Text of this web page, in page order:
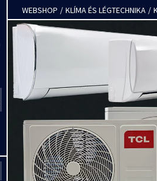
WEBSHOP / KLÍMA ÉS LÉGTECHNIKA /